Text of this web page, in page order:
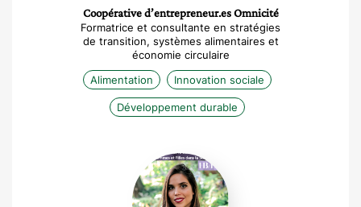
Coopérative d’entrepreneur.es Omnicité
Formatrice et consultante en stratégies
de transition, systèmes alimentaires et
économie circulaire
Alimentation
Innovation sociale
Développement durable
Aïna
Queiroz